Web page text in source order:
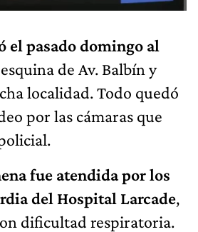
el pasado domingo al
de Av. Balbín y
localidad. Todo quedó
por las cámaras que
fue atendida por los
del Hospital Larcade,
dificultad respiratoria.